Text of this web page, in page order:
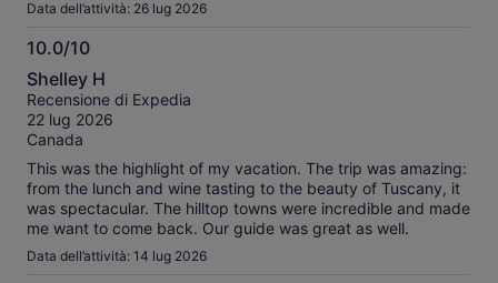
Data dell’attività: 26 lug 2026
10.0/10
10.0
su
10
Shelley H
Recensione di Expedia
22 lug 2026
Canada
This was the highlight of my vacation. The trip was amazing:
from the lunch and wine tasting to the beauty of Tuscany, it
was spectacular. The hilltop towns were incredible and made
me want to come back. Our guide was great as well.
Data dell’attività: 14 lug 2026